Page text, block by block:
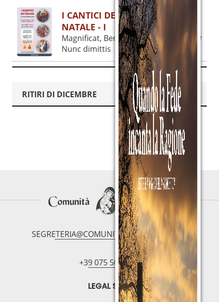
I CANTICI DEL
NATALE - I
Magnificat, Benedictus,
Nunc dimittis
Novembre
RITIRI DI DICEMBRE
I CANTICI DEL
Magnificat, Benedictus,
il 01
Dicembre
I CANTICI DEL
NATALE - III
Magnificat, Benedictus,
il 15
Dicembre
SEGRETERIA@COMUNITAMAGNIFICAT.ORG
+39 075 5094797
LEGAL SEAT
Sostieni la Comunità Magnificat
Fai una donazione sul nostro conto
bancario
IBAN:IT49S0200803039000102071988